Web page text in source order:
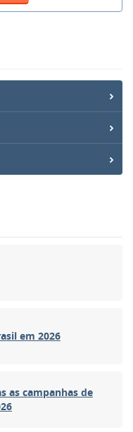
em 2026
as campanhas de